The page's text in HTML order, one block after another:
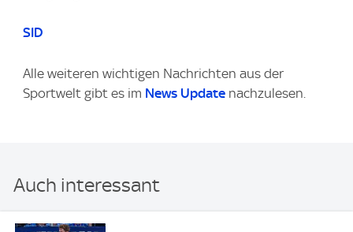
SID
Alle weiteren wichtigen Nachrichten aus der
Sportwelt gibt es im News Update nachzulesen.
Auch interessant